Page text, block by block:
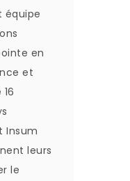
équipe
en
et
Insum
leurs
le